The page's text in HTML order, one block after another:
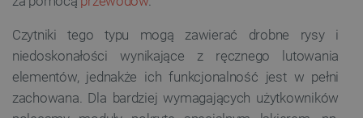
Czytniki tego typu mogą zawierać drobne rysy i
niedoskonałości wynikające z ręcznego lutowania
elementów, jednakże ich funkcjonalność jest w pełni
zachowana. Dla bardziej wymagających użytkowników